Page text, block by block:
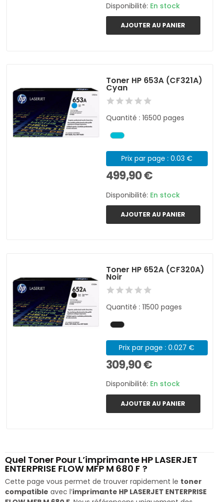
Disponibilité: En stock
AJOUTER AU PANIER
Toner HP 653A (CF321A)
Cyan
Quantité : 16500 pages
Prix par page : 0.03 €
499,90 €
Disponibilité: En stock
AJOUTER AU PANIER
Toner HP 652A (CF320A)
Noir
Quantité : 11500 pages
Prix par page : 0.027 €
309,90 €
Disponibilité: En stock
AJOUTER AU PANIER
Quel Toner Pour L’imprimante HP LASERJET
ENTERPRISE FLOW MFP M 680 F ?
Cette page vous permet de trouver rapidement le toner
compatible avec l’imprimante HP LASERJET ENTERPRISE